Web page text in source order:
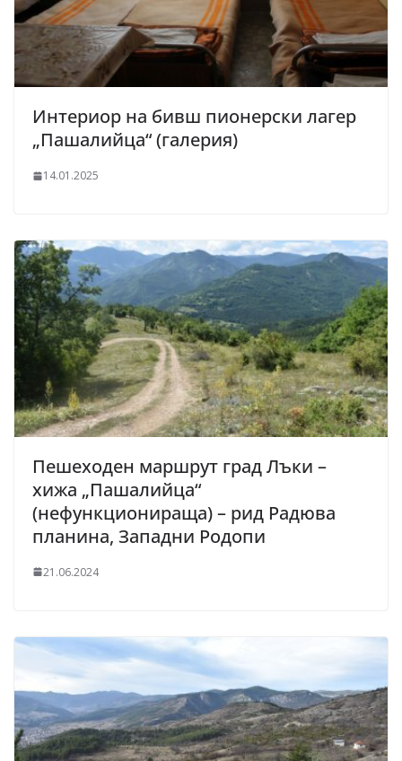
Интериор на бивш пионерски лагер
„Пашалийца“ (галерия)
14.01.2025
Пешеходен маршрут град Лъки –
хижа „Пашалийца“
(нефункционираща) – рид Радюва
планина, Западни Родопи
21.06.2024